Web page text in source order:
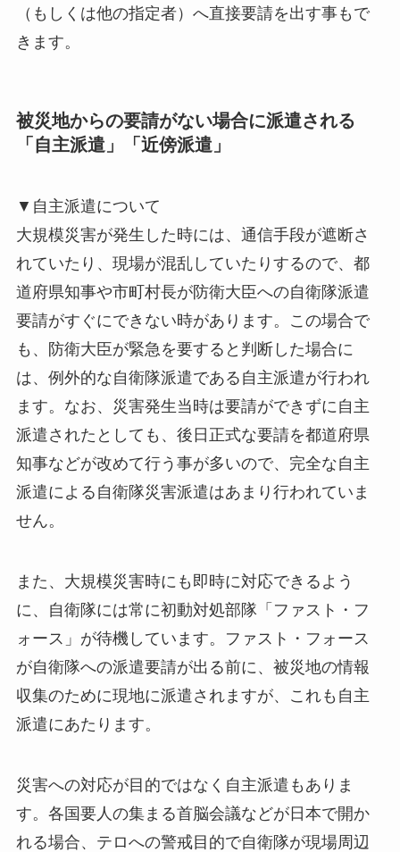
（もしくは他の指定者）へ直接要請を出す事もで
きます。
被災地からの要請がない場合に派遣される
「自主派遣」「近傍派遣」
▼自主派遣について
大規模災害が発生した時には、通信手段が遮断さ
れていたり、現場が混乱していたりするので、都
道府県知事や市町村長が防衛大臣への自衛隊派遣
要請がすぐにできない時があります。この場合で
も、防衛大臣が緊急を要すると判断した場合に
は、例外的な自衛隊派遣である自主派遣が行われ
ます。なお、災害発生当時は要請ができずに自主
派遣されたとしても、後日正式な要請を都道府県
知事などが改めて行う事が多いので、完全な自主
派遣による自衛隊災害派遣はあまり行われていま
せん。
また、大規模災害時にも即時に対応できるよう
に、自衛隊には常に初動対処部隊「ファスト・フ
ォース」が待機しています。ファスト・フォース
が自衛隊への派遣要請が出る前に、被災地の情報
収集のために現地に派遣されますが、これも自主
派遣にあたります。
災害への対応が目的ではなく自主派遣もありま
す。各国要人の集まる首脳会議などが日本で開か
れる場合、テロへの警戒目的で自衛隊が現場周辺